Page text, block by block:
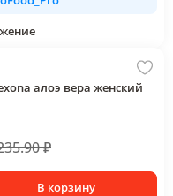
алоэ вера женский
₽
В корзину